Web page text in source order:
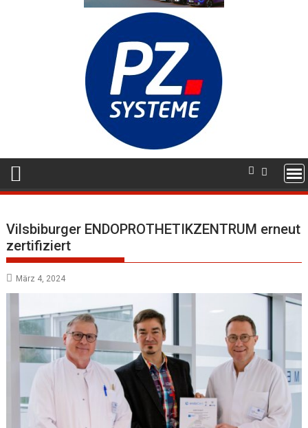
Vilsbiburger ENDOPROTHETIKZENTRUM erneut
zertifiziert
März 4, 2024